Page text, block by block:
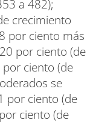
a 482);
crecimiento
por ciento más
por ciento (de
ciento (de
se
por ciento (de
ciento (de